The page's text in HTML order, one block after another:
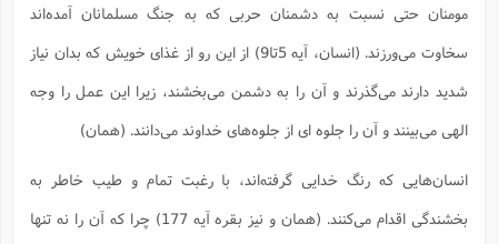
مومنان حتی نسبت به دشمنان حربی که به جنگ مسلمانان آمده‌اند
سخاوت می‌ورزند. (انسان، آیه 5تا9) از این رو از غذای خویش که بدان نیاز
شدید دارند می‌گذرند و آن را به دشمن می‌بخشند، زیرا این عمل را وجه
الهی می‌بینند و آن را جلوه ای از جلوه‌های خداوند می‌دانند. (همان)
انسان‌هایی که رنگ خدایی گرفته‌اند، با رغبت تمام و طیب خاطر به
بخشندگی اقدام می‌کنند. (همان و نیز بقره آیه 177) چرا که آن را نه تنها